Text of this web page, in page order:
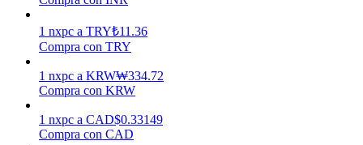
1 nxpc a TRY₺11.36
Compra con TRY
1 nxpc a KRW₩334.72
Compra con KRW
1 nxpc a CAD$0.33149
Compra con CAD